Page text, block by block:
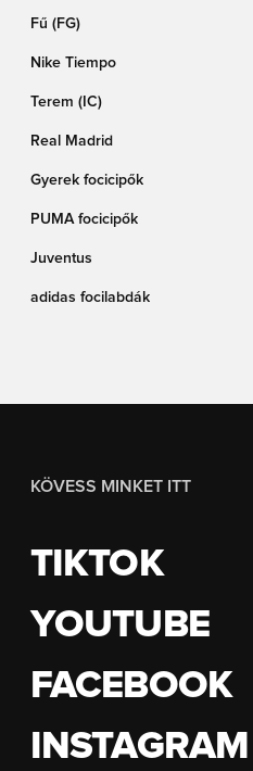
Fű (FG)
Nike Tiempo
Terem (IC)
Real Madrid
Gyerek focicipők
PUMA focicipők
Juventus
adidas focilabdák
KÖVESS MINKET ITT
TIKTOK
YOUTUBE
FACEBOOK
INSTAGRAM